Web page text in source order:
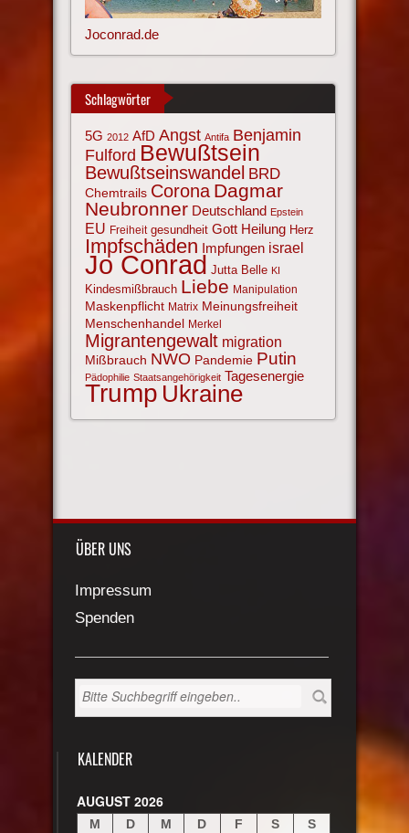
Joconrad.de
Schlagwörter
5G 2012 AfD Angst Antifa Benjamin
Fulford Bewußtsein
Bewußtseinswandel BRD
Chemtrails Corona Dagmar
Neubronner Deutschland Epstein
EU Freiheit gesundheit Gott Heilung Herz
Impfschäden Impfungen israel
Jo Conrad Jutta Belle KI
Kindesmißbrauch Liebe Manipulation
Maskenpflicht Matrix Meinungsfreiheit
Menschenhandel Merkel
Migrantengewalt migration
Mißbrauch NWO Pandemie Putin
Pädophilie Staatsangehörigkeit Tagesenergie
Trump Ukraine
ÜBER UNS
Impressum
Spenden
KALENDER
AUGUST 2026
M D M D F S
S